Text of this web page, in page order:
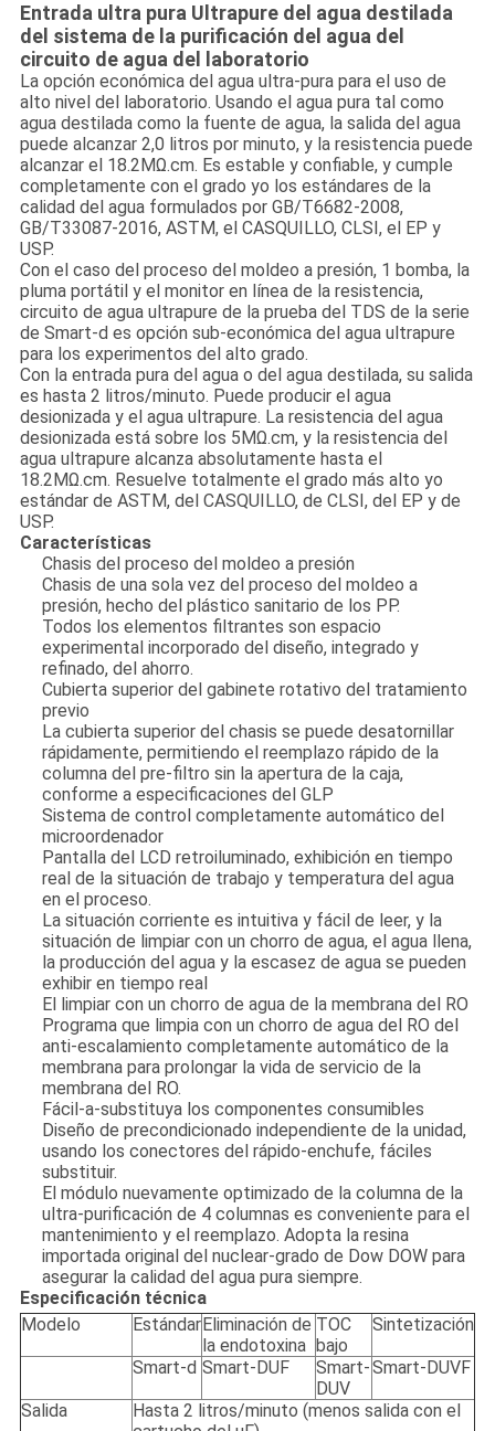
Entrada ultra pura Ultrapure del agua destilada
del sistema de la purificación del agua del
circuito de agua del laboratorio
La opción económica del agua ultra-pura para el uso de
alto nivel del laboratorio. Usando el agua pura tal como
agua destilada como la fuente de agua, la salida del agua
puede alcanzar 2,0 litros por minuto, y la resistencia puede
alcanzar el 18.2MΩ.cm. Es estable y confiable, y cumple
completamente con el grado yo los estándares de la
calidad del agua formulados por GB/T6682-2008,
GB/T33087-2016, ASTM, el CASQUILLO, CLSI, el EP y
USP.
Con el caso del proceso del moldeo a presión, 1 bomba, la
pluma portátil y el monitor en línea de la resistencia,
circuito de agua ultrapure de la prueba del TDS de la serie
de Smart-d es opción sub-económica del agua ultrapure
para los experimentos del alto grado.
Con la entrada pura del agua o del agua destilada, su salida
es hasta 2 litros/minuto. Puede producir el agua
desionizada y el agua ultrapure. La resistencia del agua
desionizada está sobre los 5MΩ.cm, y la resistencia del
agua ultrapure alcanza absolutamente hasta el
18.2MΩ.cm. Resuelve totalmente el grado más alto yo
estándar de ASTM, del CASQUILLO, de CLSI, del EP y de
USP.
Características
Chasis del proceso del moldeo a presión
Chasis de una sola vez del proceso del moldeo a
presión, hecho del plástico sanitario de los PP.
Todos los elementos filtrantes son espacio
experimental incorporado del diseño, integrado y
refinado, del ahorro.
Cubierta superior del gabinete rotativo del tratamiento
previo
La cubierta superior del chasis se puede desatornillar
rápidamente, permitiendo el reemplazo rápido de la
columna del pre-filtro sin la apertura de la caja,
conforme a especificaciones del GLP
Sistema de control completamente automático del
microordenador
Pantalla del LCD retroiluminado, exhibición en tiempo
real de la situación de trabajo y temperatura del agua
en el proceso.
La situación corriente es intuitiva y fácil de leer, y la
situación de limpiar con un chorro de agua, el agua llena,
la producción del agua y la escasez de agua se pueden
exhibir en tiempo real
El limpiar con un chorro de agua de la membrana del RO
Programa que limpia con un chorro de agua del RO del
anti-escalamiento completamente automático de la
membrana para prolongar la vida de servicio de la
membrana del RO.
Fácil-a-substituya los componentes consumibles
Diseño de precondicionado independiente de la unidad,
usando los conectores del rápido-enchufe, fáciles
substituir.
El módulo nuevamente optimizado de la columna de la
ultra-purificación de 4 columnas es conveniente para el
mantenimiento y el reemplazo. Adopta la resina
importada original del nuclear-grado de Dow DOW para
asegurar la calidad del agua pura siempre.
Especificación técnica
Modelo
Estándar Eliminación de
la endotoxina
TOC
bajo
Sintetización
Smart-d Smart-DUF
Smart-
DUV
Smart-DUVF
Salida
Hasta 2 litros/minuto (menos salida con el